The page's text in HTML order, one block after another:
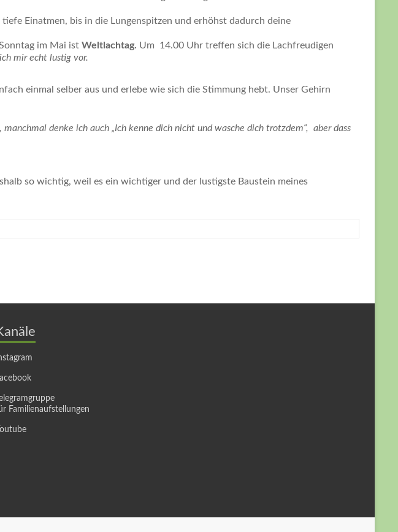
Einatmen, bis in die Lungenspitzen und erhöhst dadurch deine
im Mai ist Weltlachtag. Um 14.00 Uhr treffen sich die Lachfreudigen
mir echt lustig vor.
einmal selber aus und erlebe wie sich die Stimmung hebt. Unser Gehirn
manchmal denke ich auch „Ich kenne dich nicht und wasche dich trotzdem“, aber dass
so wichtig, weil es ein wichtiger und der lustigste Baustein meines
Familienaufstellungen